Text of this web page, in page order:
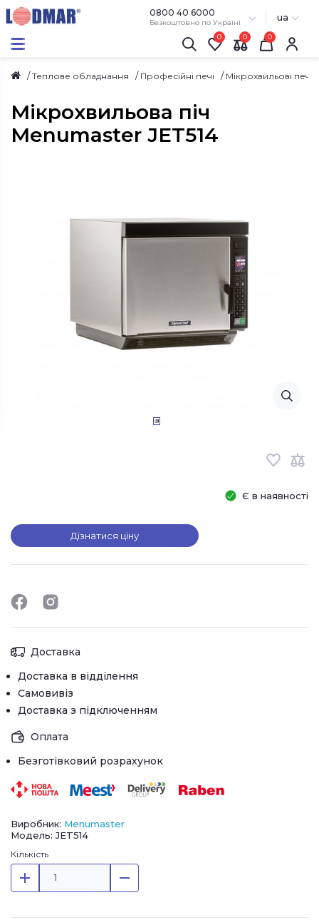
0800 40 6000
Безкоштовно по Україні ua
0 0
Теплове обладнання Професійні печі Мікрохвильові печі
Мікрохвильова піч
Menumaster JET514
Є в наявності
Дізнатися ціну
Доставка
Доставка в відділення
Самовивіз
Доставка з підключенням
Оплата
Безготівковий розрахунок
Виробник: Menumaster
Модель: JET514
Кількість